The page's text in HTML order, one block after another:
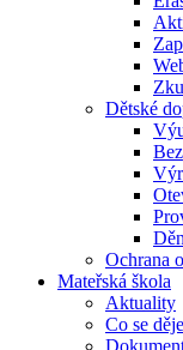
Dětské
Ochrana
Mateřská škola
Aktuality
Co se